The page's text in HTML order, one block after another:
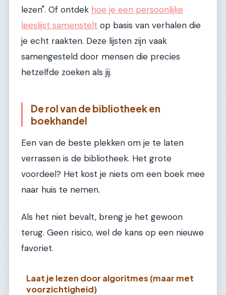
lezen". Of ontdek hoe je een persoonlijke
leeslijst samenstelt op basis van verhalen die
je echt raakten. Deze lijsten zijn vaak
samengesteld door mensen die precies
hetzelfde zoeken als jij.
De rol van de bibliotheek en
boekhandel
Een van de beste plekken om je te laten
verrassen is de bibliotheek. Het grote
voordeel? Het kost je niets om een boek mee
naar huis te nemen.
Als het niet bevalt, breng je het gewoon
terug. Geen risico, wel de kans op een nieuwe
favoriet.
Laat je lezen door algoritmes (maar met
voorzichtigheid)